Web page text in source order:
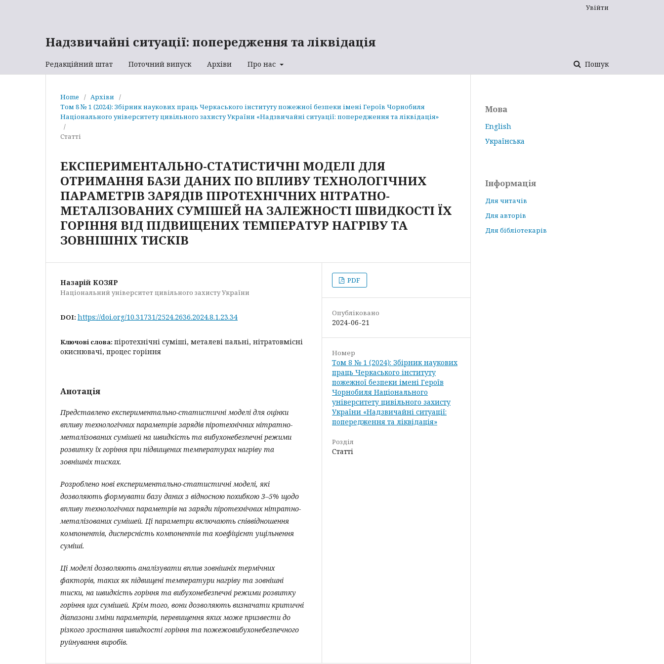
Надзвичайні ситуації: попередження та ліквідація
Редакційний штат Поточний випуск Архіви Про нас Пошук
Увійти
Home / Архіви
/
Том 8 № 1 (2024): Збірник наукових праць Черкаського інституту пожежної безпеки імені Героїв Чорнобиля
Національного університету цивільного захисту України «Надзвичайні ситуації: попередження та ліквідація»
/
Статті
ЕКСПЕРИМЕНТАЛЬНО-СТАТИСТИЧНІ МОДЕЛІ ДЛЯ
ОТРИМАННЯ БАЗИ ДАНИХ ПО ВПЛИВУ ТЕХНОЛОГІЧНИХ
ПАРАМЕТРІВ ЗАРЯДІВ ПІРОТЕХНІЧНИХ НІТРАТНО-
МЕТАЛІЗОВАНИХ СУМІШЕЙ НА ЗАЛЕЖНОСТІ ШВИДКОСТІ ЇХ
ГОРІННЯ ВІД ПІДВИЩЕНИХ ТЕМПЕРАТУР НАГРІВУ ТА
ЗОВНІШНІХ ТИСКІВ
Назарій КОЗЯР
Національний університет цивільного захисту України
DOI: https://doi.org/10.31731/2524.2636.2024.8.1.23.34
Ключові слова: піротехнічні суміші, металеві пальні, нітратовмісні
окиснювачі, процес горіння
Анотація
Представлено експериментально-статистичні моделі для оцінки
впливу технологічних параметрів зарядів піротехнічних нітратно-
металізованих сумішей на швидкість та вибухонебезпечні режими
розвитку їх горіння при підвищених температурах нагріву та
зовнішніх тисках.
Розроблено нові експериментально-статистичні моделі, які
дозволяють формувати базу даних з відносною похибкою 3–5% щодо
впливу технологічних параметрів на заряди піротехнічних нітратно-
металізованих сумішей. Ці параметри включають співвідношення
компонентів, дисперсність компонентів та коефіцієнт ущільнення
суміші.
Ці моделі дозволяють аналізувати вплив зовнішніх термічних
факторів, таких як підвищені температури нагріву та зовнішні
тиски, на швидкість горіння та вибухонебезпечні режими розвитку
горіння цих сумішей. Крім того, вони дозволяють визначати критичні
діапазони зміни параметрів, перевищення яких може призвести до
різкого зростання швидкості горіння та пожежовибухонебезпечного
руйнування виробів.
PDF
Опубліковано
2024-06-21
Номер
Том 8 № 1 (2024): Збірник наукових
праць Черкаського інституту
пожежної безпеки імені Героїв
Чорнобиля Національного
університету цивільного захисту
України «Надзвичайні ситуації:
попередження та ліквідація»
Розділ
Статті
Мова
English
Українська
Інформація
Для читачів
Для авторів
Для бібліотекарів